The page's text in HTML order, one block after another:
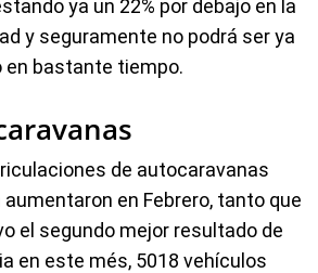
ya un 22% por debajo en la
y seguramente no podrá ser ya
en bastante tiempo.
de autocaravanas
en Febrero, tanto que
el segundo mejor resultado de
en este més, 5018 vehículos